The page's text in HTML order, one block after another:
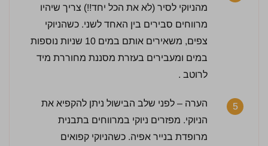
מהניוקי לסיר (לא את הכל יחד!!) צריך שיהיו
מרווחים סבירים בין האחד לשני. כשהניוקי
צפים, משאירים אותם במים 10 שניות נוספות
במים ומעבירים בעזרת מסננת מחוררת מיד
לרוטב .
5
הערה – לפני שלב הבישול ניתן להקפיא את
הניוקי. מפזרים ניוקי במרווחים בתבנית
מרופדת בנייר אפיה. כשהניוקי קפואים